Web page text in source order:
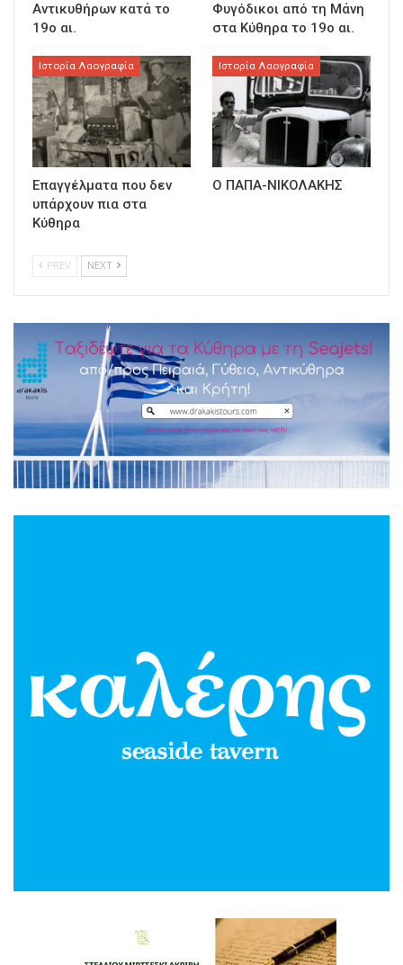
Αντικυθήρων κατά το
19ο αι.
Φυγόδικοι από τη Μάνη
στα Κύθηρα το 19ο αι.
Ιστορία Λαογραφία
Επαγγέλματα που δεν
υπάρχουν πια στα
Κύθηρα
Ιστορία Λαογραφία
Ο ΠΑΠΑ-ΝΙΚΟΛΑΚΗΣ
PREV NEXT